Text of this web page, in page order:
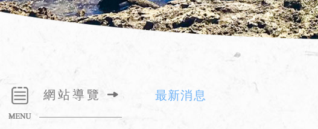
網站導覽 最新消息